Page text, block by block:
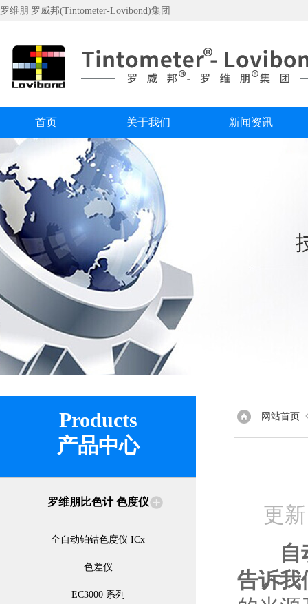
罗维朋|罗威邦(Tintometer-Lovibond)集团
首页 关于我们 新闻资讯
Products
产品中心
罗维朋比色计 色度仪
全自动铂钴色度仪 ICx
色差仪
EC3000 系列
网站首页
更
告诉我